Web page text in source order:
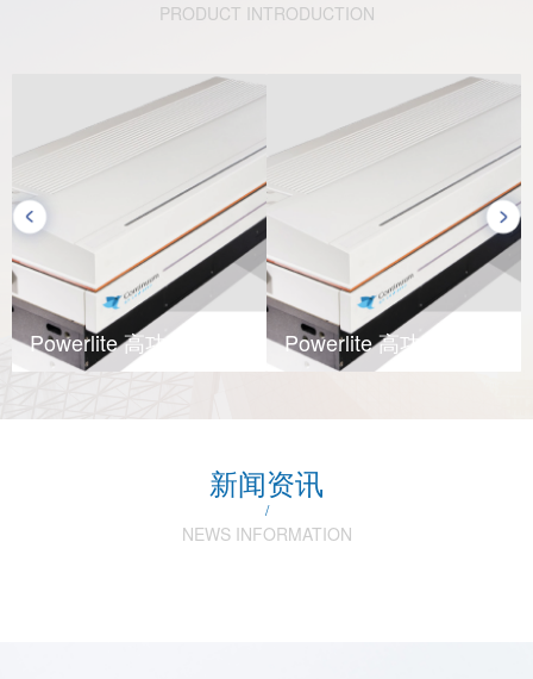
PRODUCT INTRODUCTION
新闻资讯
/
NEWS INFORMATION